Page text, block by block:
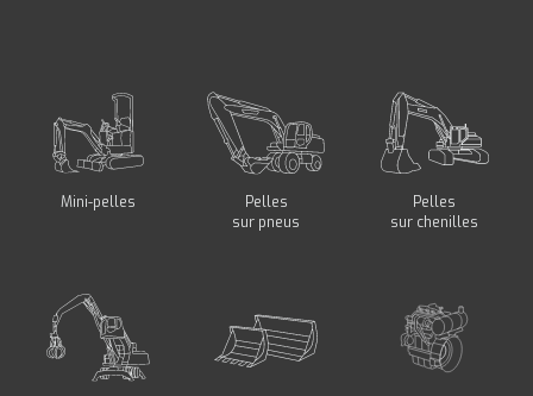
Mini-pelles
Pelles
sur pneus
Pelles
sur chenilles